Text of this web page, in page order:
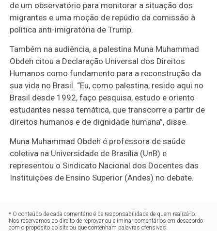
de um observatório para monitorar a situação dos
migrantes e uma moção de repúdio da comissão à
política anti-imigratória de Trump.
Também na audiência, a palestina Muna Muhammad
Obdeh citou a Declaração Universal dos Direitos
Humanos como fundamento para a reconstrução da
sua vida no Brasil. “Eu, como palestina, resido aqui no
Brasil desde 1992, faço pesquisa, estudo e oriento
estudantes nessa temática, que transcorre a partir de
direitos humanos e de dignidade humana”, disse.
Muna Muhammad Obdeh é professora de saúde
coletiva na Universidade de Brasília (UnB) e
representou o Sindicato Nacional dos Docentes das
Instituições de Ensino Superior (Andes) no debate.
* O conteúdo de cada comentário é de responsabilidade de quem realizá-lo.
Nos reservamos ao direito de reprovar ou eliminar comentários em desacordo
com o propósito do site ou que contenham palavras ofensivas.